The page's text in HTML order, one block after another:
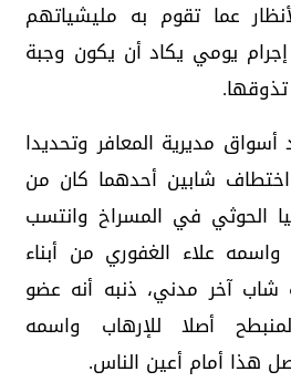
عما تقوم به مليشياتهم
يومي يكاد أن يكون وجبة
مديرية المعافر وتحديدا
شابين أحدهما كان من
الحوثي في المسراخ وانتسب
علاء الغفوري من أبناء
شاب آخر مدني، ذنبه أنه عضو
أصلا للإرهاب واسمه
هذا أمام أعين الناس.